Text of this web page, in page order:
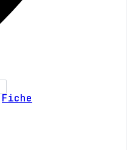
Fiche